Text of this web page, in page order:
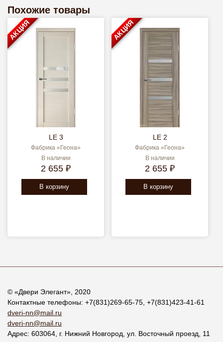
Похожие товары
LE 3
Фабрика «Геона»
В наличии
2 655 ₽
В корзину
АКЦИЯ
LE 2
Фабрика «Геона»
В наличии
2 655 ₽
В корзину
АКЦИЯ
© «Двери Элегант», 2020
Контактные телефоны: +7(831)269-65-75 +7(831)423-41-61
dveri-nn@mail.ru
dveri-nn@mail.ru
Адрес: 603064 , г. Нижний Новгород ул. Восточный проезд, 11